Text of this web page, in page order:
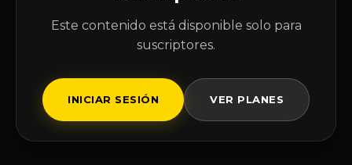
Este contenido está disponible solo para
suscriptores.
INICIAR SESIÓN VER PLANES